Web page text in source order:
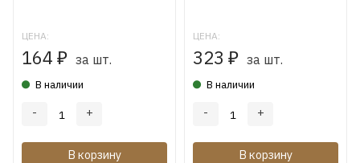
ЦЕНА:
164 ₽ за шт.
В наличии
- +
В корзину
ЦЕНА:
323 ₽ за шт.
В наличии
- +
В корзину